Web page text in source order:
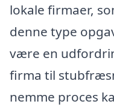
lokale firmaer,
denne type
være en
firma til
nemme proces